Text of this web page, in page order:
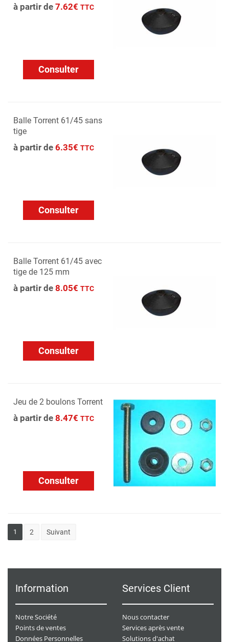
à partir de 7.62€ TTC
Consulter
Balle Torrent 61/45 sans
tige
à partir de 6.35€ TTC
Consulter
Balle Torrent 61/45 avec
tige de 125 mm
à partir de 8.05€ TTC
Consulter
Jeu de 2 boulons Torrent
à partir de 8.47€ TTC
Consulter
1 2 Suivant
Information
Notre Société
Points de ventes
Données Personnelles
Services Client
Nous contacter
Services après vente
Solutions d'achat